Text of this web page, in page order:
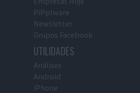
PiPplware
Newsletter
Grupos Facebook
UTILIDADES
Análises
Android
iPhone